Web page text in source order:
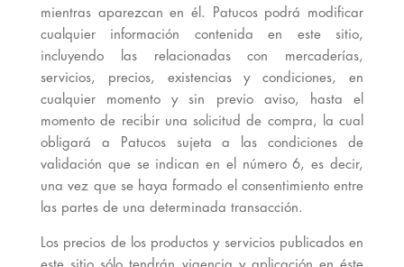
mientras aparezcan en él. Patucos podrá modificar
cualquier información contenida en este sitio,
incluyendo las relacionadas con mercaderías,
servicios, precios, existencias y condiciones, en
cualquier momento y sin previo aviso, hasta el
momento de recibir una solicitud de compra, la cual
obligará a Patucos sujeta a las condiciones de
validación que se indican en el número 6, es decir,
una vez que se haya formado el consentimiento entre
las partes de una determinada transacción.
Los precios de los productos y servicios publicados en